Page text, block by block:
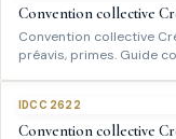
Convention collective
Convention collective
préavis, primes. Guide
IDCC 2622
Convention collective